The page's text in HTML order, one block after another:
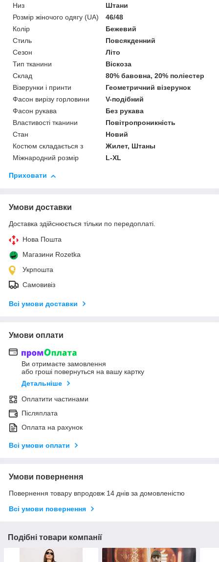
Низ
Штани
Розмір жіночого одягу (UA)
46/48
Колір
Бежевий
Стиль
Повсякденний
Сезон
Літо
Тип тканини
Віскоза
Склад
80% бавовна, 20% поліестер
Візерунки і принти
Геометричний візерунок
Фасон вирізу горловини
V-подібний
Фасон рукава
Без рукава
Властивості тканини
Повітропроникність
Стан
Новий
Костюм складається з
Жилет, Штаны
Міжнародний розмір
L-XL
Приховати
Умови доставки
Доставка здійснюється тільки по передоплаті.
Нова Пошта
Магазини Rozetka
Укрпошта
Самовивіз
Всі умови доставки
Умови оплати
Ви отримаєте замовлення
або гроші повернуться на вашу картку
Детальніше
Оплатити частинами
Післяплата
Оплата на рахунок
Всі умови оплати
Умови повернення
Повернення товару впродовж 14 днів за домовленістю
Всі умови повернення
Подібні товари компанії